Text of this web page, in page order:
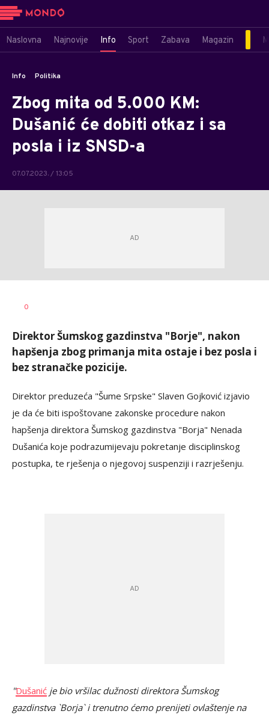
Naslovna Najnovije Info Sport Zabava Magazin
Info Politika
Zbog mita od 5.000 KM:
Dušanić će dobiti otkaz i sa
posla i iz SNSD-a
07.07.2023. / 13:05
AUTOR
0
Direktor Šumskog gazdinstva "Borje", nakon
hapšenja zbog primanja mita ostaje i bez posla i
bez stranačke pozicije.
Direktor preduzeća "Šume Srpske" Slaven Gojković izjavio
je da će biti ispoštovane zakonske procedure nakon
hapšenja direktora Šumskog gazdinstva "Borja" Nenada
Dušanića koje podrazumijevaju pokretanje disciplinskog
postupka, te rješenja o njegovoj suspenziji i razrješenju.
"Dušanić je bio vršilac dužnosti direktora Šumskog
gazdinstva `Borja` i trenutno ćemo prenijeti ovlaštenje na